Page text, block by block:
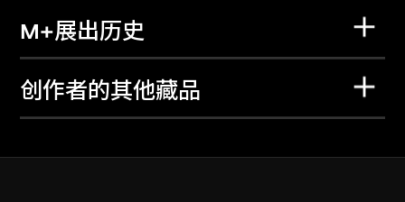
M+展出历史
创作者的其他藏品